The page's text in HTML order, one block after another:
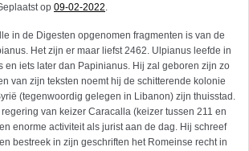
op 09-02-2022.
in de Digesten opgenomen fragmenten is van de
Het zijn er maar liefst 2462. Ulpianus leefde in
en iets later dan Papinianus. Hij zal geboren zijn zo
van zijn teksten noemt hij de schitterende kolonie
(tegenwoordig gelegen in Libanon) zijn thuisstad.
van keizer Caracalla (keizer tussen 211 en
enorme activiteit als jurist aan de dag. Hij schreef
bestreek in zijn geschriften het Romeinse recht in